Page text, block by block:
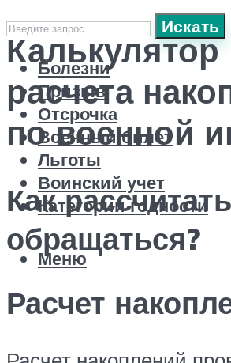
Искать
Болезни
Призыв
Отсрочка
Военный билет
Льготы
Воинский учет
Категории годности
Меню
Калькулятор
расчета
по военной
Как
обращаться?
Расчет